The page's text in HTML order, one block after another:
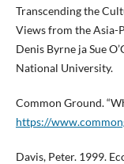
Transcending the
Views from the Asia-
Denis Byrne ja Sue
National University.
Common Ground.
https://
Davis, Peter. 1999.